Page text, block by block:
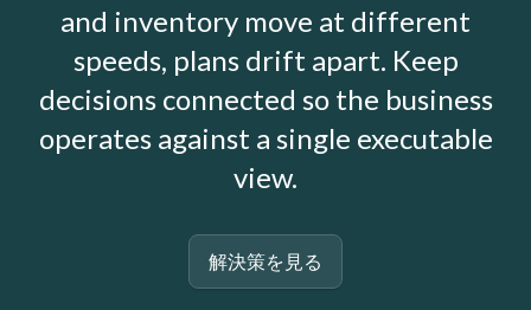
and inventory move at different
speeds, plans drift apart. Keep
decisions connected so the business
operates against a single executable
view.
解決策を見る